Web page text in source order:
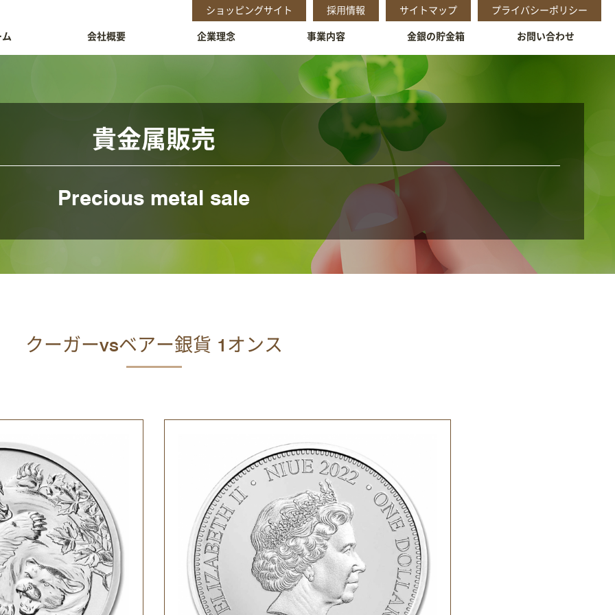
ショッピングサイト 採⽤情報 サイトマップ プライバシーポリシー
会社概要 企業理念 事業内容 金銀の貯金箱 お問い合わせ
貴金属販売
Precious metal sale
クーガーvsベアー銀貨 1オンス